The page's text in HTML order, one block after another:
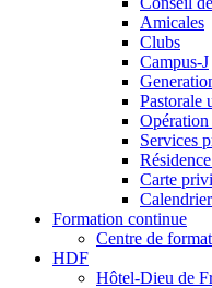
Amicales
Clubs
Campus-J
Pastorale
Services
Carte
Formation continue
Centre de
HDF
Hôtel-Dieu de